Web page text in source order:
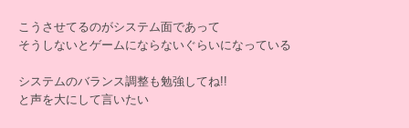
こうさせてるのがシステム面であって
そうしないとゲームにならないぐらいになっている
システムのバランス調整も勉強してね!!
と声を大にして言いたい